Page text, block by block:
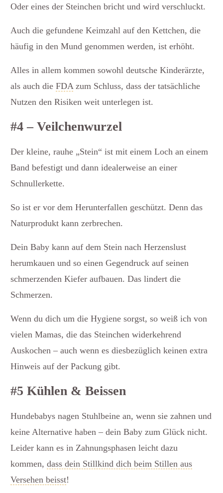
Oder eines der Steinchen bricht und wird verschluckt.
Auch die gefundene Keimzahl auf den Kettchen, die
häufig in den Mund genommen werden, ist erhöht.
Alles in allem kommen sowohl deutsche Kinderärzte,
als auch die FDA zum Schluss, dass der tatsächliche
Nutzen den Risiken weit unterlegen ist.
#4 – Veilchenwurzel
Der kleine, rauhe „Stein“ ist mit einem Loch an einem
Band befestigt und dann idealerweise an einer
Schnullerkette.
So ist er vor dem Herunterfallen geschützt. Denn das
Naturprodukt kann zerbrechen.
Dein Baby kann auf dem Stein nach Herzenslust
herumkauen und so einen Gegendruck auf seinen
schmerzenden Kiefer aufbauen. Das lindert die
Schmerzen.
Wenn du dich um die Hygiene sorgst, so weiß ich von
vielen Mamas, die das Steinchen widerkehrend
Auskochen – auch wenn es diesbezüglich keinen extra
Hinweis auf der Packung gibt.
#5 Kühlen & Beissen
Hundebabys nagen Stuhlbeine an, wenn sie zahnen und
keine Alternative haben – dein Baby zum Glück nicht.
Leider kann es in Zahnungsphasen leicht dazu
kommen, dass dein Stillkind dich beim Stillen aus
Versehen beisst!